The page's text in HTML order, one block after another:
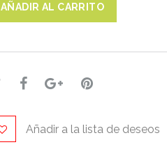
AÑADIR AL CARRITO
Añadir a la lista de deseos